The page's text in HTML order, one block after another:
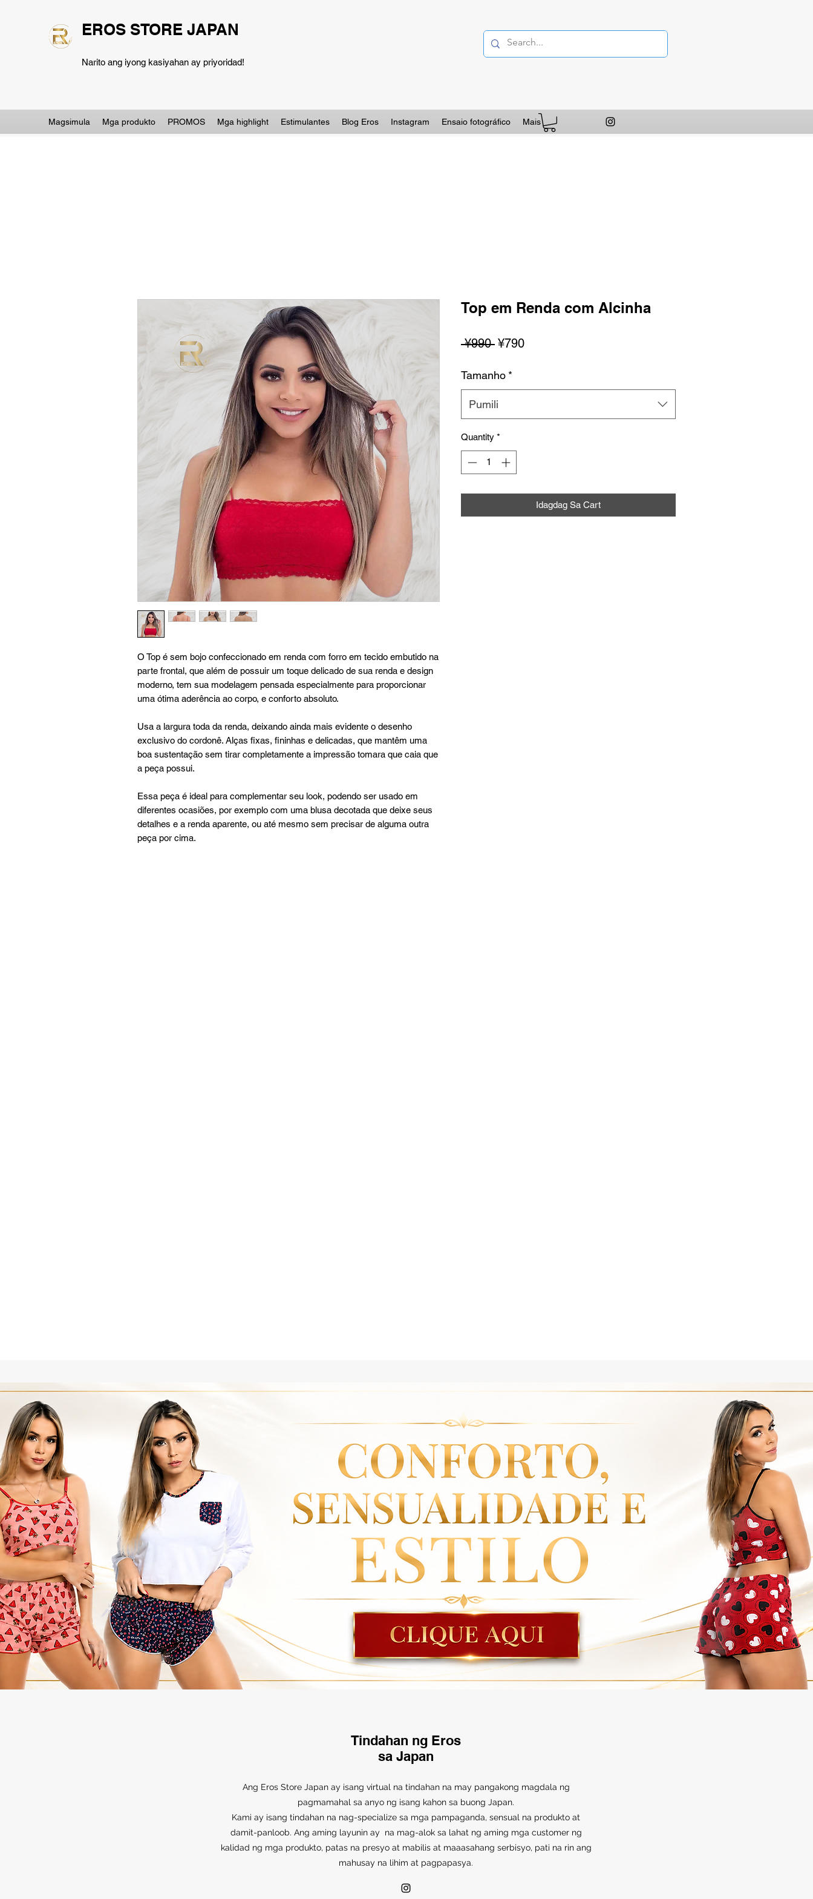
EROS STORE JAPAN
Narito ang iyong kasiyahan ay priyoridad!
Magsimula Mga produkto PROMOS Mga highlight Estimulantes Blog Eros Instagram Ensaio fotográfico Mais
O Top é sem bojo confeccionado em renda com forro em tecido embutido na
parte frontal, que além de possuir um toque delicado de sua renda e design
moderno, tem sua modelagem pensada especialmente para proporcionar
uma ótima aderência ao corpo, e conforto absoluto.
Usa a largura toda da renda, deixando ainda mais evidente o desenho
exclusivo do cordonê. Alças fixas, fininhas e delicadas, que mantêm uma
boa sustentação sem tirar completamente a impressão tomara que caia que
a peça possui.
Essa peça é ideal para complementar seu look, podendo ser usado em
diferentes ocasiões, por exemplo com uma blusa decotada que deixe seus
detalhes e a renda aparente, ou até mesmo sem precisar de alguma outra
peça por cima.
Top em Renda com Alcinha
¥990 Regular
Presyo
¥790Sale
Tamanho *
Pumili
Quantity *
Idagdag Sa Cart
Tindahan ng Eros
sa Japan
Ang Eros Store Japan ay isang virtual na tindahan na may pangakong magdala ng
pagmamahal sa anyo ng isang kahon sa buong Japan.
Kami ay isang tindahan na nag-specialize sa mga pampaganda, sensual na produkto at
damit-panloob. Ang aming layunin ay na mag-alok sa lahat ng aming mga customer ng
kalidad ng mga produkto, patas na presyo at mabilis at maaasahang serbisyo, pati na rin ang
mahusay na lihim at pagpapasya.